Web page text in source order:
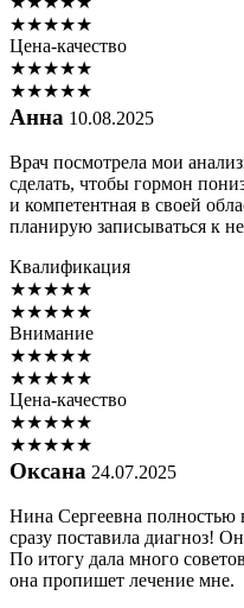
★★★★★
Цена-качество
★★★★★
★★★★★
Анна 10.08.2025
Врач посмотрела мои
сделать, чтобы гормон
и компетентная в своей
планирую записываться к
Квалификация
★★★★★
★★★★★
Внимание
★★★★★
★★★★★
Цена-качество
★★★★★
★★★★★
Оксана 24.07.2025
Нина Сергеевна полностью
сразу поставила диагноз!
По итогу дала много
она пропишет лечение мне.